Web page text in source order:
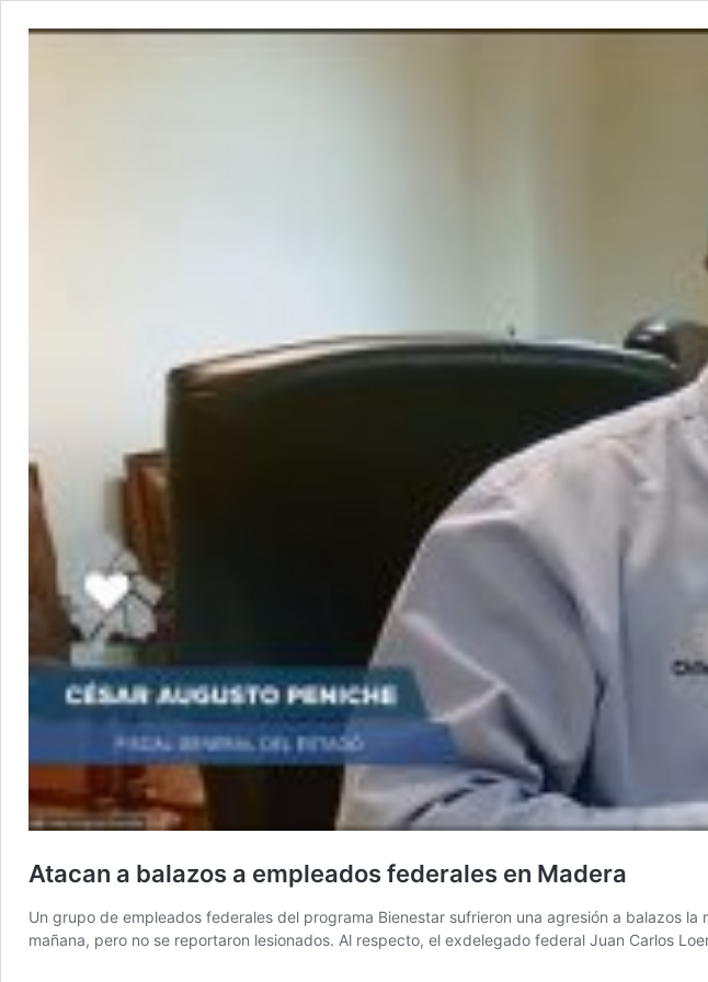
Atacan a balazos a empleados federales en Madera
Un grupo de empleados federales del programa Bienestar sufrieron una agresión a balazos
mañana, pero no se reportaron lesionados. Al respecto, el exdelegado federal Juan Carlos